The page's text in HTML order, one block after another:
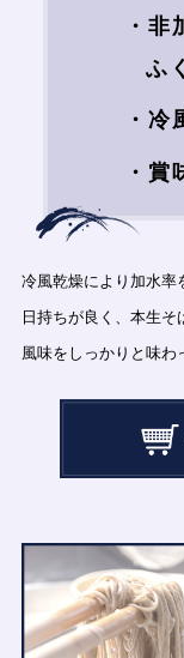
・非
ふ
・冷
・賞
冷風乾燥により加水率
日持ちが良く、本生
風味をしっかりと味わ